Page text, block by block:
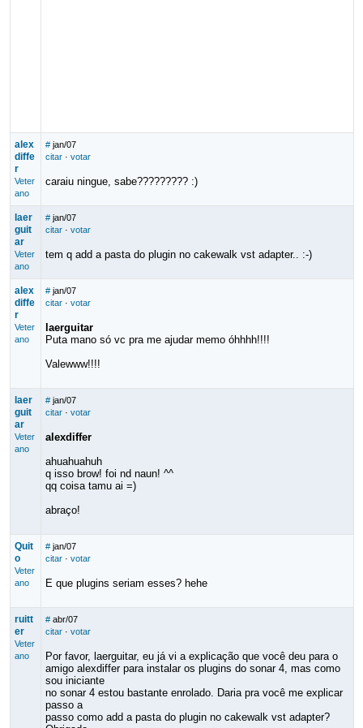
alex
diffe
r
Veter
ano
# jan/07
citar· votar
caraiu ningue, sabe????????? :)
laer
guit
ar
Veter
ano
# jan/07
citar· votar
tem q add a pasta do plugin no cakewalk vst adapter.. :-)
alex
diffe
r
Veter
ano
# jan/07
citar· votar
laerguitar
Puta mano só vc pra me ajudar memo óhhhh!!!!
Valewww!!!!
laer
guit
ar
Veter
ano
# jan/07
citar· votar
alexdiffer
ahuahuahuh
q isso brow! foi nd naun! ^^
qq coisa tamu ai =)
abraço!
Quit
o
Veter
ano
# jan/07
citar· votar
E que plugins seriam esses? hehe
ruitt
er
Veter
ano
# abr/07
citar· votar
Por favor, laerguitar, eu já vi a explicação que você deu para o
amigo alexdiffer para instalar os plugins do sonar 4, mas como
sou iniciante
no sonar 4 estou bastante enrolado. Daria pra você me explicar
passo a
passo como add a pasta do plugin no cakewalk vst adapter?